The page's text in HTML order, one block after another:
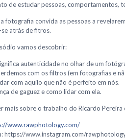
de estudar pessoas, comportamentos,
fotografia convida as pessoas a
atrás de fitros.
vamos descobrir:
autenticidade no olhar de um
com os filtros (em fotografias e
com aquilo que não é perfeito em nós.
de gaguez e como lidar com ela.
mais sobre o trabalho do Ricardo Pereira
www.rawphotology.com/
https://www.instagram.com/